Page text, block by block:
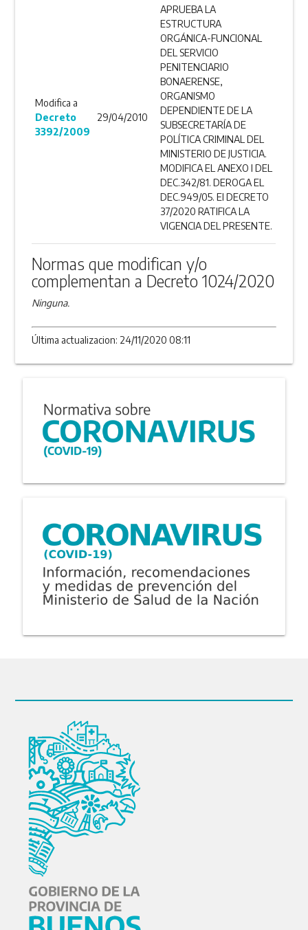
Modifica a
Decreto
3392/2009
29/04/2010
APRUEBA LA
ESTRUCTURA
ORGÁNICA-FUNCIONAL
DEL SERVICIO
PENITENCIARIO
BONAERENSE,
ORGANISMO
DEPENDIENTE DE LA
SUBSECRETARÍA DE
POLÍTICA CRIMINAL DEL
MINISTERIO DE JUSTICIA.
MODIFICA EL ANEXO I DEL
DEC.342/81. DEROGA EL
DEC.949/05. El DECRETO
37/2020 RATIFICA LA
VIGENCIA DEL PRESENTE.
Normas que modifican y/o
complementan a Decreto 1024/2020
Ninguna.
Última actualizacion: 24/11/2020 08:11